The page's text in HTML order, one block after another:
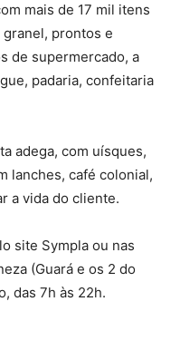
mais de 17 mil itens
prontos e
de supermercado, a
padaria, confeitaria
adega, com uísques,
lanches, café colonial,
a vida do cliente.
site Sympla ou nas
(Guará e os 2 do
das 7h às 22h.